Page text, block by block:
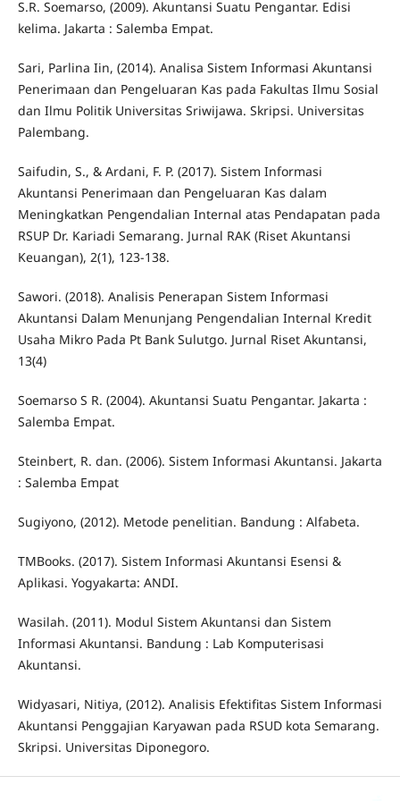
S.R. Soemarso, (2009). Akuntansi Suatu Pengantar. Edisi
kelima. Jakarta : Salemba Empat.
Sari, Parlina Iin, (2014). Analisa Sistem Informasi Akuntansi
Penerimaan dan Pengeluaran Kas pada Fakultas Ilmu Sosial
dan Ilmu Politik Universitas Sriwijawa. Skripsi. Universitas
Palembang.
Saifudin, S., & Ardani, F. P. (2017). Sistem Informasi
Akuntansi Penerimaan dan Pengeluaran Kas dalam
Meningkatkan Pengendalian Internal atas Pendapatan pada
RSUP Dr. Kariadi Semarang. Jurnal RAK (Riset Akuntansi
Keuangan), 2(1), 123-138.
Sawori. (2018). Analisis Penerapan Sistem Informasi
Akuntansi Dalam Menunjang Pengendalian Internal Kredit
Usaha Mikro Pada Pt Bank Sulutgo. Jurnal Riset Akuntansi,
13(4)
Soemarso S R. (2004). Akuntansi Suatu Pengantar. Jakarta :
Salemba Empat.
Steinbert, R. dan. (2006). Sistem Informasi Akuntansi. Jakarta
: Salemba Empat
Sugiyono, (2012). Metode penelitian. Bandung : Alfabeta.
TMBooks. (2017). Sistem Informasi Akuntansi Esensi &
Aplikasi. Yogyakarta: ANDI.
Wasilah. (2011). Modul Sistem Akuntansi dan Sistem
Informasi Akuntansi. Bandung : Lab Komputerisasi
Akuntansi.
Widyasari, Nitiya, (2012). Analisis Efektifitas Sistem Informasi
Akuntansi Penggajian Karyawan pada RSUD kota Semarang.
Skripsi. Universitas Diponegoro.